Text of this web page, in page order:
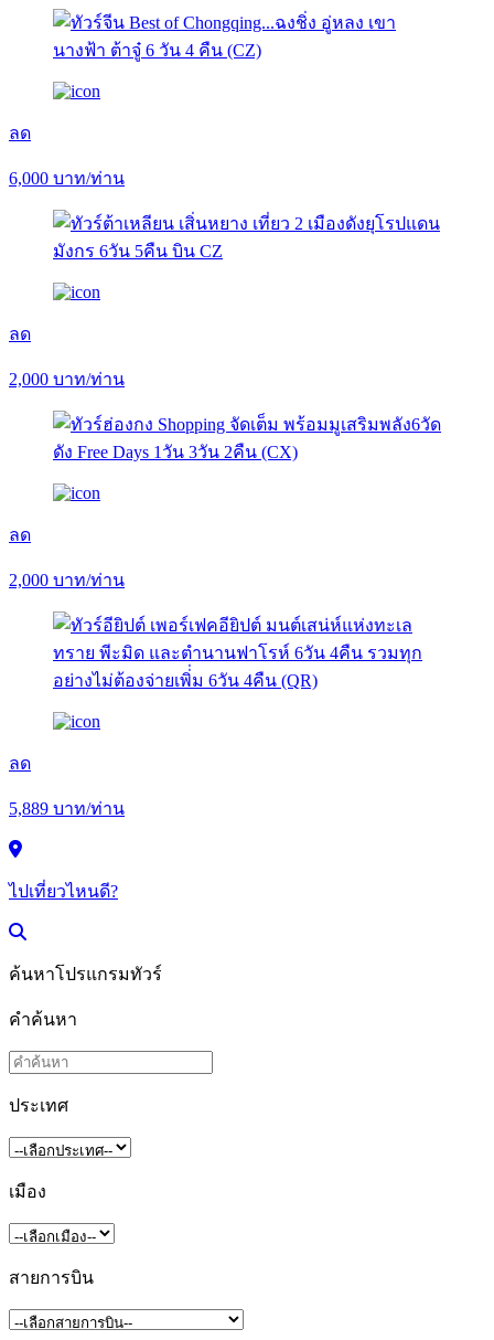
ลด
6,000 บาท/ท่าน
ลด
2,000 บาท/ท่าน
ลด
2,000 บาท/ท่าน
ลด
5,889 บาท/ท่าน
ไปเที่ยวไหนดี?
ค้นหาโปรแกรมทัวร์
คำค้นหา
ประเทศ
เมือง
สายการบิน